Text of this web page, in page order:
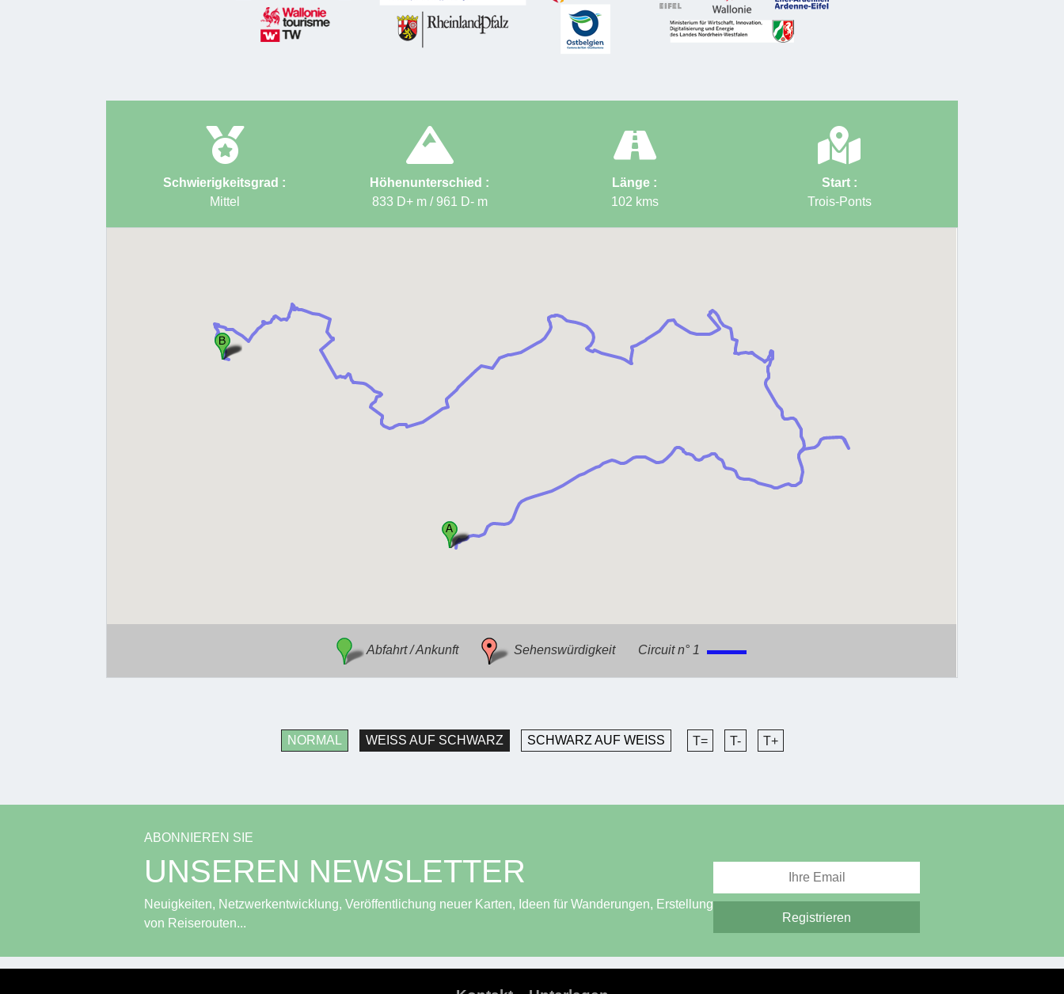
Ziel
Bahnhof Aywaille
Bed & Bike-Unterkunft
Abfahrt / Ankunft Sehenswürdigkeit Circuit n° 1
Schwierigkeitsgrad :
Mittel
Höhenunterschied :
833 D+ m / 961 D- m
Länge :
102 kms
Start :
Trois-Ponts
NORMAL WEISS AUF SCHWARZ SCHWARZ AUF WEISS T= T- T+
ABONNIEREN SIE
UNSEREN NEWSLETTER
Neuigkeiten, Netzwerkentwicklung, Veröffentlichung neuer Karten, Ideen für Wanderungen, Erstellung
von Reiserouten...